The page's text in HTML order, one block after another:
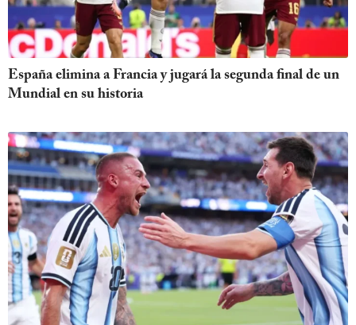
España elimina a Francia y jugará la segunda final de un
Mundial en su historia